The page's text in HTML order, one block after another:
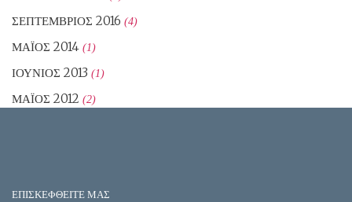
ΣΕΠΤΈΜΒΡΙΟΣ 2016 (4)
ΜΆΙΟΣ 2014 (1)
ΙΟΎΝΙΟΣ 2013 (1)
ΜΆΙΟΣ 2012 (2)
ΕΠΙΣΚΕΦΘΕΙΤΕ ΜΑΣ